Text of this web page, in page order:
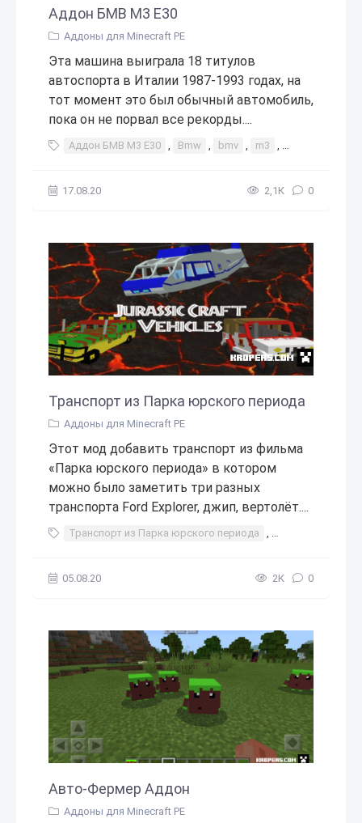
Аддон БМВ М3 E30
Аддоны для Minecraft PE
Эта машина выиграла 18 титулов
автоспорта в Италии 1987-1993 годах, на
тот момент это был обычный автомобиль,
пока он не порвал все рекорды....
Аддон БМВ М3 E30 , Bmw , bmv , m3 , e30
17.08.20 2,1К 0
Транспорт из Парка юрского периода
Аддоны для Minecraft PE
Этот мод добавить транспорт из фильма
«Парка юрского периода» в котором
можно было заметить три разных
транспорта Ford Explorer, джип, вертолёт....
Транспорт из Парка юрского периода , Транспорт
05.08.20 2К 0
Авто-Фермер Аддон
Аддоны для Minecraft PE